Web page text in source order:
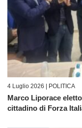
4 Luglio 2026 | POLITICA
Marco Liporace
cittadino di Forza